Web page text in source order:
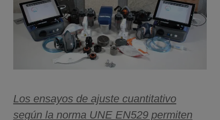
Los ensayos de ajuste cuantitativo
según la norma UNE EN529 permiten